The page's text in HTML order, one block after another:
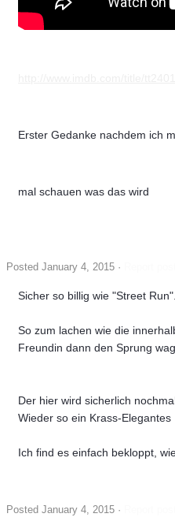
Erster Gedanke nachdem ich
mal schauen was das wird
Posted January 4, 2015 ·
Sicher so billig wie "Street
So zum lachen wie die
Freundin dann den Sprung
Der hier wird sicherlich
Wieder so ein Krass-
Ich find es einfach bekloppt,
Posted January 4, 2015 ·